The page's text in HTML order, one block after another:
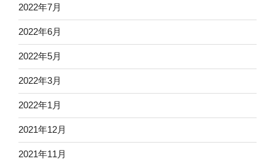
2022年7月
2022年6月
2022年5月
2022年3月
2022年1月
2021年12月
2021年11月